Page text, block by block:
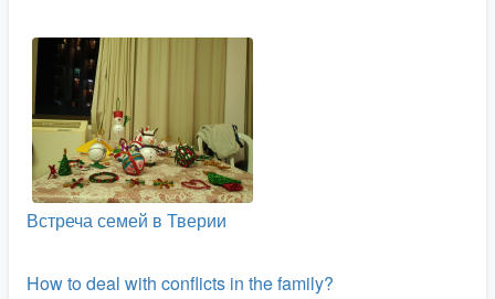
Встреча семей в Тверии
How to deal with conflicts in the family?